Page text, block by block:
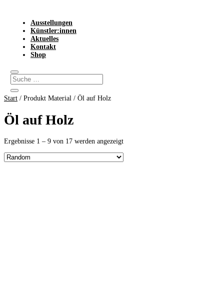
Ausstellungen
Künstler:innen
Aktuelles
Kontakt
Shop
Start / Produkt Material / Öl auf Holz
Öl auf Holz
Ergebnisse 1 – 9 von 17 werden angezeigt